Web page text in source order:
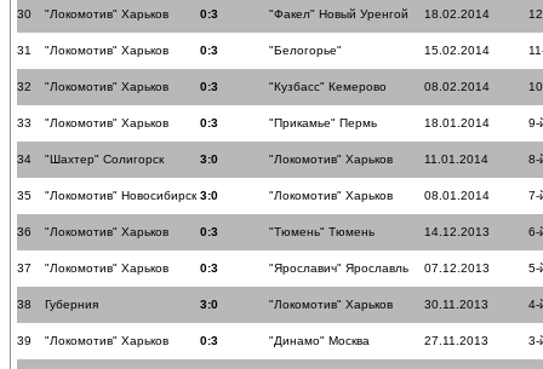
30 "Локомотив" Харьков 0:3 "Факел" Новый Уренгой 18.02.2014
31 "Локомотив" Харьков 0:3 "Белогорье" 15.02.2014
32 "Локомотив" Харьков 0:3 "Кузбасс" Кемерово 08.02.2014
33 "Локомотив" Харьков 0:3 "Прикамье" Пермь 18.01.2014 9-
34 "Шахтер" Солигорск 3:0 "Локомотив" Харьков 11.01.2014 8-
35 "Локомотив" Новосибирск 3:0 "Локомотив" Харьков 08.01.2014 7-
36 "Локомотив" Харьков 0:3 "Тюмень" Тюмень 14.12.2013 6-
37 "Локомотив" Харьков 0:3 "Ярославич" Ярославль 07.12.2013 5-
38 Губерния 3:0 "Локомотив" Харьков 30.11.2013 4-
39 "Локомотив" Харьков 0:3 "Динамо" Москва 27.11.2013 3-